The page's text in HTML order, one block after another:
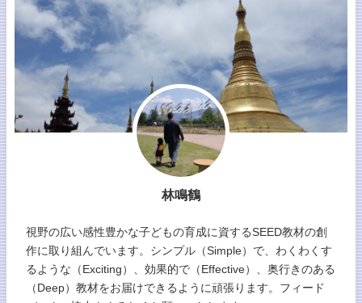
林鳴鶴
視野の広い感性豊かな子どもの育成に資するSEED教材の創
作に取り組んでいます。シンプル（Simple）で、わくわくす
るような（Exciting）、効果的で（Effective）、奥行きのある
（Deep）教材をお届けできるように頑張ります。フィード